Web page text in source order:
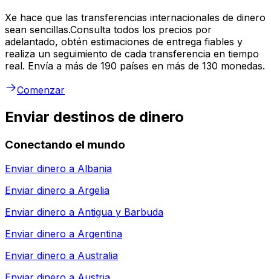
Xe hace que las transferencias internacionales de dinero
sean sencillas.Consulta todos los precios por
adelantado, obtén estimaciones de entrega fiables y
realiza un seguimiento de cada transferencia en tiempo
real. Envía a más de 190 países en más de 130 monedas.
Comenzar
Enviar destinos de dinero
Conectando el mundo
Enviar dinero a Albania
Enviar dinero a Argelia
Enviar dinero a Antigua y Barbuda
Enviar dinero a Argentina
Enviar dinero a Australia